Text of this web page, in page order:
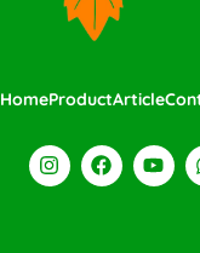
HomeProductArticle